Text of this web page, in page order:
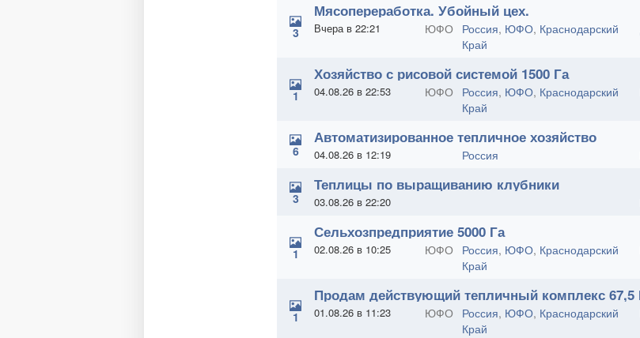
3
Мясопереработка. Убойный цех.
Вчера в 22:21 ЮФО Россия, ЮФО, Краснодарский
Край
1
Хозяйство с рисовой системой 1500 Га
04.08.26 в 22:53 ЮФО Россия, ЮФО, Краснодарский
Край
6
Автоматизированное тепличное хозяйство
04.08.26 в 12:19 Россия
3
Теплицы по выращиванию клубники
03.08.26 в 22:20
1
Сельхозпредприятие 5000 Га
02.08.26 в 10:25 ЮФО Россия, ЮФО, Краснодарский
Край
1
Продам действующий тепличный комплекс 67,5
01.08.26 в 11:23 ЮФО Россия, ЮФО, Краснодарский
Край